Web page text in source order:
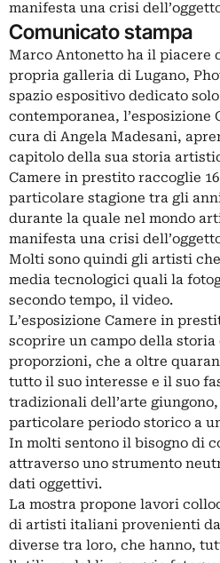
manifesta una crisi
Comunicato stampa
Marco Antonetto ha il piacere
propria galleria di Lugano,
spazio espositivo dedicato
contemporanea, l’esposizione
cura di Angela Madesani,
capitolo della sua storia
Camere in prestito raccoglie
particolare stagione tra gli
durante la quale nel mondo
manifesta una crisi
Molti sono quindi gli artisti
media tecnologici quali la
secondo tempo, il video.
L’esposizione Camere in
scoprire un campo della storia
proporzioni, che a oltre
tutto il suo interesse e il suo
tradizionali dell’arte
particolare periodo storico a
In molti sentono il bisogno di
attraverso uno strumento
dati oggettivi.
La mostra propone lavori
di artisti italiani provenienti
diverse tra loro, che hanno,